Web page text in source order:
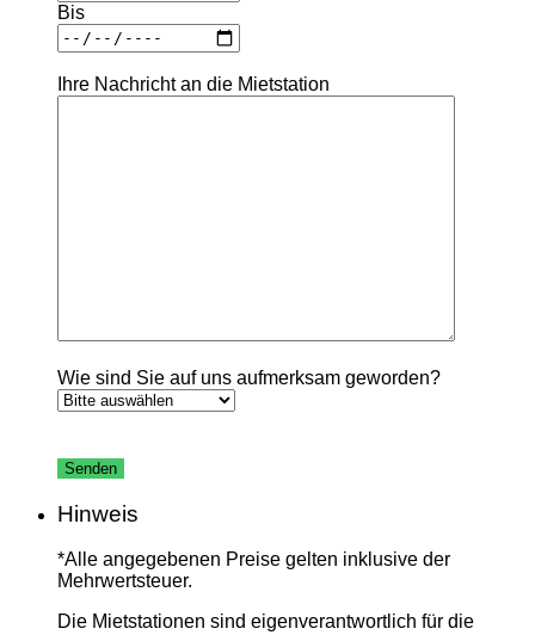
Bis
Ihre Nachricht an die Mietstation
Wie sind Sie auf uns aufmerksam geworden?
lasse
Feld
Hinweis
*Alle angegebenen Preise gelten inklusive der
Mehrwertsteuer.
Die Mietstationen sind eigenverantwortlich für die